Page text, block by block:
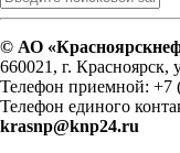
© АО
660021, г. Красноярск,
Телефон приемной: +7
Телефон единого
krasnp@knp24.ru